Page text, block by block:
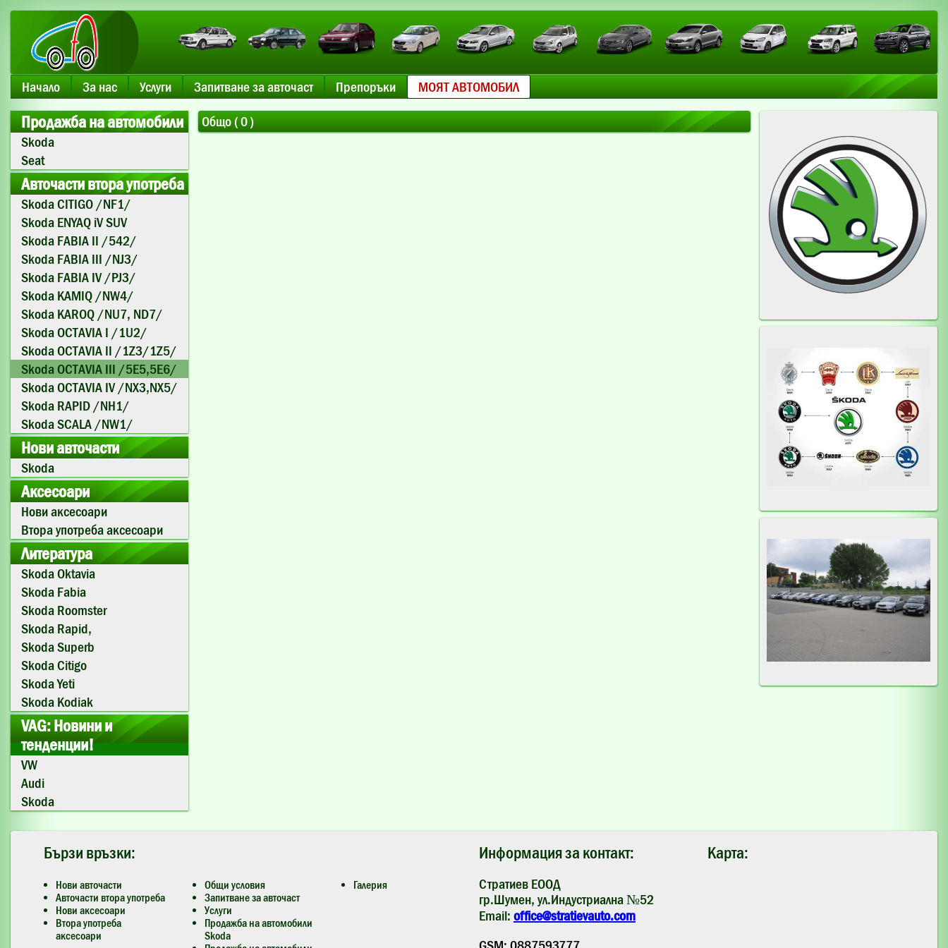
Начало За нас Услуги Запитване за авточаст Препоръки МОЯТ АВТОМОБИЛ
Продажба на автомобили
Skoda
Seat
Авточасти втора употреба
Skoda CITIGO /NF1/
Skoda ENYAQ iV SUV
Skoda FABIA II /542/
Skoda FABIA III /NJ3/
Skoda FABIA IV /PJ3/
Skoda KAMIQ /NW4/
Skoda KAROQ /NU7, ND7/
Skoda OCTAVIA I /1U2/
Skoda OCTAVIA II /1Z3/1Z5/
Skoda OCTAVIA III /5E5,5E6/
Skoda OCTAVIA IV /NX3,NX5/
Skoda RAPID /NH1/
Skoda SCALA /NW1/
Нови авточасти
Skoda
Аксесоари
Нови аксесоари
Втора употреба аксесоари
Литература
Skoda Oktavia
Skoda Fabia
Skoda Roomster
Skoda Rapid,
Skoda Superb
Skoda Citigo
Skoda Yeti
Skoda Kodiak
VAG: Новини и
тенденции!
VW
Audi
Skoda
Общо ( 0 )
Бързи връзки:
Нови авточасти
Авточасти втора употреба
Нови аксесоари
Втора употреба
аксесоари
Общи условия
Запитване за авточаст
Услуги
Продажба на автомобили
Skoda
Галерия
Информация за контакт:
Стратиев ЕООД
гр.Шумен, ул.Индустриална №52
Email: office@stratievauto.com
Карта: